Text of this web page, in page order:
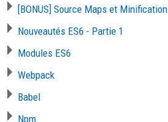
[BONUS] Source Maps et Minification
Nouveautés ES6 - Partie 1
Modules ES6
Webpack
Babel
Npm